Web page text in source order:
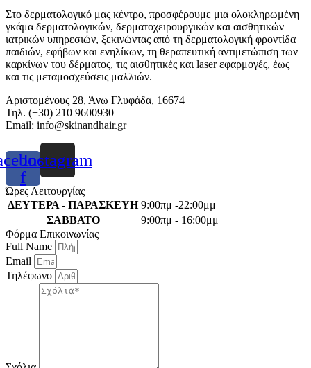
Στο δερματολογικό μας κέντρο, προσφέρουμε μια ολοκληρωμένη
γκάμα δερματολογικών, δερματοχειρουργικών και αισθητικών
ιατρικών υπηρεσιών, ξεκινώντας από τη δερματολογική φροντίδα
παιδιών, εφήβων και ενηλίκων, τη θεραπευτική αντιμετώπιση των
καρκίνων του δέρματος, τις αισθητικές και laser εφαρμογές, έως
και τις μεταμοσχεύσεις μαλλιών.
Αριστομένους 28, Άνω Γλυφάδα, 16674
Τηλ. (+30) 210 9600930
Email: info@skinandhair.gr
f
Instagram
Ώρες Λειτουργίας
ΔΕΥΤΕΡΑ - ΠΑΡΑΣΚΕΥΗ 9:00πμ -22:00μμ
ΣΑΒΒΑΤΟ
9:00πμ - 16:00μμ
Φόρμα Επικοινωνίας
Full Name
Email
Τηλέφωνο